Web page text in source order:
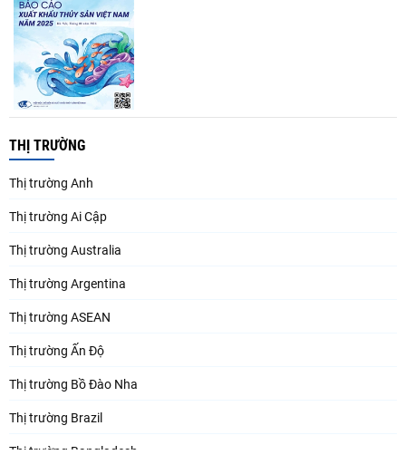
THỊ TRƯỜNG
Thị trường Anh
Thị trường Ai Cập
Thị trường Australia
Thị trường Argentina
Thị trường ASEAN
Thị trường Ấn Độ
Thị trường Bồ Đào Nha
Thị trường Brazil
Thị trường Bangladesh